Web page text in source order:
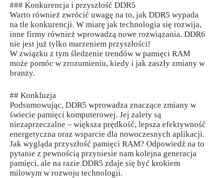
### Konkurencja i przyszłość DDR5
Warto również zwrócić uwagę na to, jak DDR5 wypada
na tle konkurencji. W miarę jak technologia się rozwija,
inne firmy również wprowadzą nowe rozwiązania. DDR6
nie jest już tylko marzeniem przyszłości!
W związku z tym śledzenie trendów w pamięci RAM
może pomóc w zrozumieniu, kiedy i jak zaszły zmiany w
branży.
## Konkluzja
Podsumowując, DDR5 wprowadza znaczące zmiany w
świecie pamięci komputerowej. Jej zalety są
niezaprzeczalne – większa prędkość, lepsza efektywność
energetyczna oraz wsparcie dla nowoczesnych aplikacji.
Jak wygląda przyszłość pamięci RAM? Odpowiedź na to
pytanie z pewnością przyniesie nam kolejna generacja
pamięci, ale na razie DDR5 zdaje się być krokiem
milowym w rozwoju technologii.